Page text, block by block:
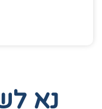
נא